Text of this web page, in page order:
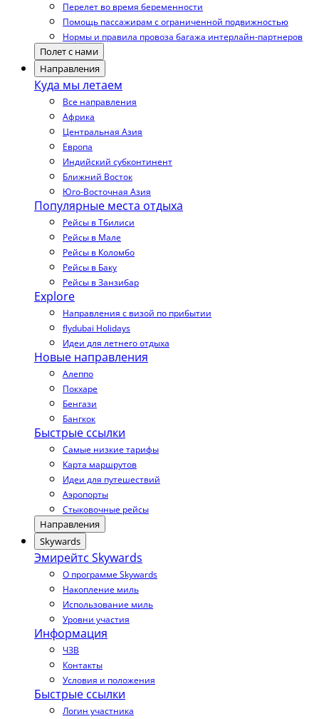
Перелет во время беременности
Помощь пассажирам с ограниченной подвижностью
Нормы и правила провоза багажа интерлайн-партнеров
Полет с нами
Направления
Куда мы летаем
Все направления
Африка
Центральная Азия
Европа
Индийский субконтинент
Ближний Восток
Юго-Восточная Азия
Популярные места отдыха
Рейсы в Тбилиси
Рейсы в Мале
Рейсы в Коломбо
Рейсы в Баку
Рейсы в Занзибар
Explore
Направления с визой по прибытии
flydubai Holidays
Идеи для летнего отдыха
Новые направления
Алеппо
Покхаре
Бенгази
Бангкок
Быстрые ссылки
Самые низкие тарифы
Карта маршрутов
Идеи для путешествий
Аэропорты
Стыковочные рейсы
Направления
Skywards
Эмирейтс Skywards
О программе Skywards
Накопление миль
Использование миль
Уровни участия
Информация
ЧЗВ
Контакты
Условия и положения
Быстрые ссылки
Логин участника